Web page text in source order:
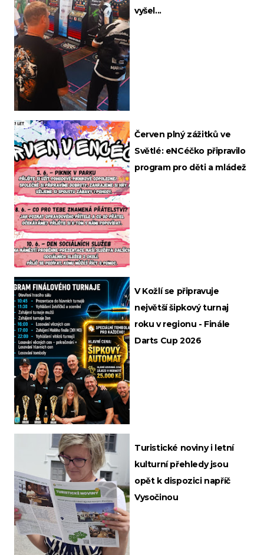
vyšel...
Červen plný zážitků ve
Světlé: eNCéčko připravilo
program pro děti a mládež
V Kožlí se připravuje
největší šipkový turnaj
roku v regionu - Finále
Darts Cup 2026
Turistické noviny i letní
kulturní přehledy jsou
opět k dispozici napříč
Vysočinou